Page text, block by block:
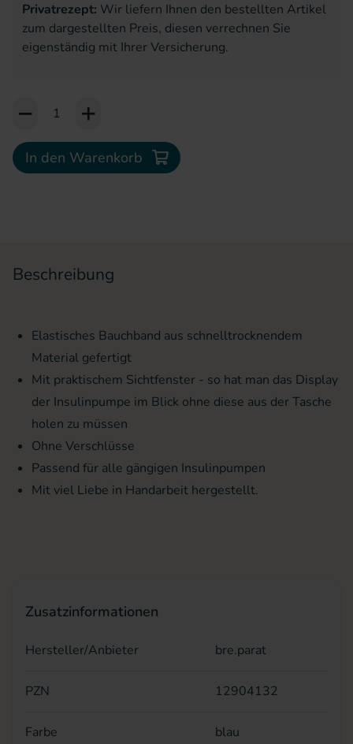
Privatrezept: Wir liefern Ihnen den bestellten Artikel
zum dargestellten Preis, diesen verrechnen Sie
eigenständig mit Ihrer Versicherung.
Add to Cart or Wish List
In den Warenkorb
Beschreibung
Elastisches Bauchband aus schnelltrocknendem
Material gefertigt
Mit praktischem Sichtfenster - so hat man das Display
der Insulinpumpe im Blick ohne diese aus der Tasche
holen zu müssen
Ohne Verschlüsse
Passend für alle gängigen Insulinpumpen
Mit viel Liebe in Handarbeit hergestellt.
Zusatzinformationen
Hersteller/Anbieter bre.parat
PZN 12904132
Farbe blau